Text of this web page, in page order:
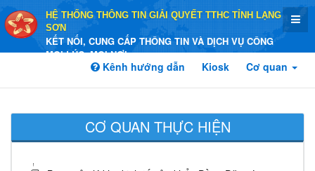
HỆ THỐNG THÔNG TIN GIẢI QUYẾT TTHC TỈNH LẠNG
SƠN
KẾT NỐI, CUNG CẤP THÔNG TIN VÀ DỊCH VỤ CÔNG
MỌI LÚC, MỌI NƠI
Kênh hướng dẫn Kiosk Cơ quan
CƠ QUAN THỰC HIỆN